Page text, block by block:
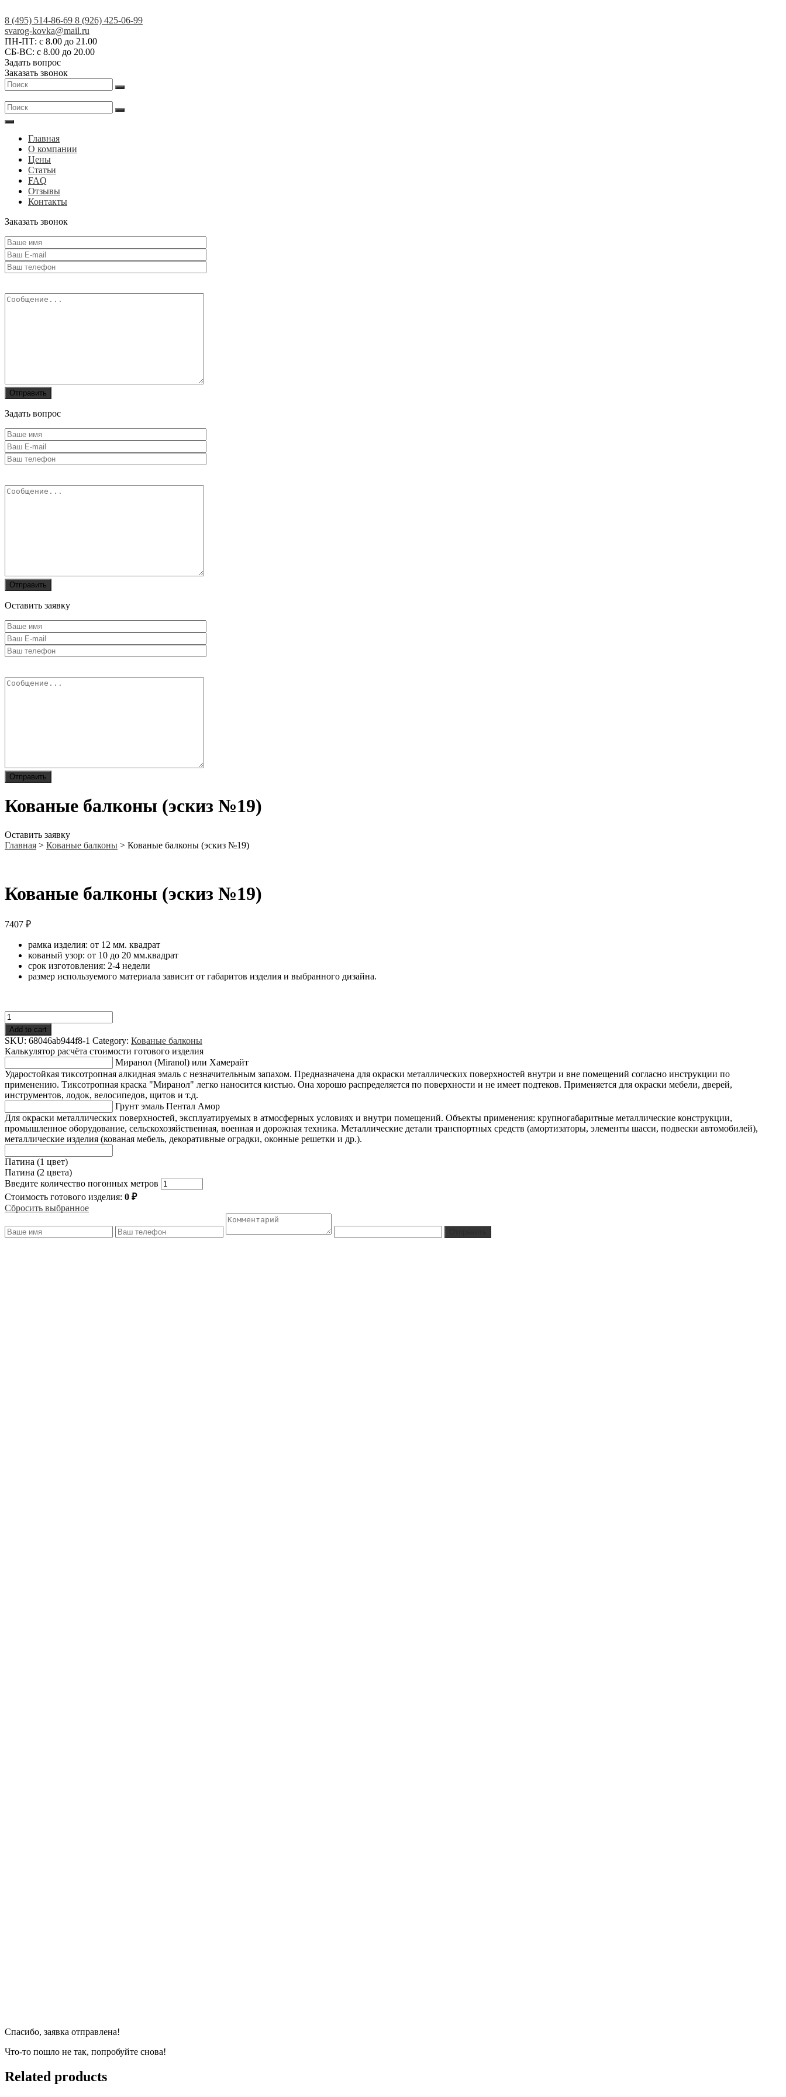
to
content
Кованые
изделия
на
заказ
в
и
МО
АртСКМ
8 (495) 514-86-69 8 (926) 425-06-99
svarog-kovka@mail.ru
ПН-ПТ: с 8.00 до 21.00
СБ-ВС: с 8.00 до 20.00
Задать вопрос
Заказать звонок
Главная
О компании
Цены
Статьи
FAQ
Отзывы
Контакты
Заказать звонок
Задать вопрос
Оставить заявку
Кованые балконы (эскиз №19)
Оставить заявку
Главная > Кованые балконы > Кованые балконы (эскиз №19)
Кованые балконы (эскиз №19)
7407 ₽
рамка изделия: от 12 мм. квадрат
кованый узор: от 10 до 20 мм.квадрат
срок изготовления: 2-4 недели
размер используемого материала зависит от габаритов изделия и выбранного дизайна.
Кованые
балконы
(эскиз
№19)
quantity
Add to cart
SKU: 68046ab944f8-1 Category: Кованые балконы
Калькулятор расчёта стоимости готового изделия
Миранол (Miranol) или Хамерайт
Ударостойкая тиксотропная алкидная эмаль с незначительным запахом. Предназначена для окраски металлических поверхностей внутри и вне помещений согласно инструкции по
применению. Тиксотропная краска "Миранол" легко наносится кистью. Она хорошо распределяется по поверхности и не имеет подтеков. Применяется для окраски мебели, дверей,
инструментов, лодок, велосипедов, щитов и т.д.
Грунт эмаль Пентал Амор
Для окраски металлических поверхностей, эксплуатируемых в атмосферных условиях и внутри помещений. Объекты применения: крупногабаритные металлические конструкции,
промышленное оборудование, сельскохозяйственная, военная и дорожная техника. Металлические детали транспортных средств (амортизаторы, элементы шасси, подвески автомобилей),
металлические изделия (кованая мебель, декоративные оградки, оконные решетки и др.).
Патина (1 цвет)
Патина (2 цвета)
Введите количество погонных метров
Стоимость готового изделия: 0 ₽
Сбросить выбранное
Спасибо, заявка отправлена!
Что-то пошло не так, попробуйте снова!
Related products